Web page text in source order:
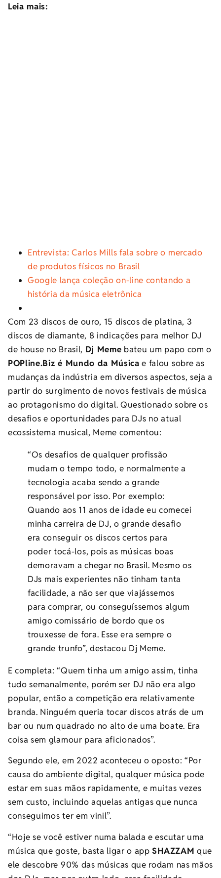
Leia mais:
Entrevista: Carlos Mills fala sobre o mercado
de produtos físicos no Brasil
Google lança coleção on-line contando a
história da música eletrônica
Com 23 discos de ouro, 15 discos de platina, 3
discos de diamante, 8 indicações para melhor DJ
de house no Brasil, Dj Meme bateu um papo com o
POPline.Biz é Mundo da Música e falou sobre as
mudanças da indústria em diversos aspectos, seja a
partir do surgimento de novos festivais de música
ao protagonismo do digital. Questionado sobre os
desafios e oportunidades para DJs no atual
ecossistema musical, Meme comentou:
“Os desafios de qualquer profissão
mudam o tempo todo, e normalmente a
tecnologia acaba sendo a grande
responsável por isso. Por exemplo:
Quando aos 11 anos de idade eu comecei
minha carreira de DJ, o grande desafio
era conseguir os discos certos para
poder tocá-los, pois as músicas boas
demoravam a chegar no Brasil. Mesmo os
DJs mais experientes não tinham tanta
facilidade, a não ser que viajássemos
para comprar, ou conseguíssemos algum
amigo comissário de bordo que os
trouxesse de fora. Esse era sempre o
grande trunfo”, destacou Dj Meme.
E completa: “Quem tinha um amigo assim, tinha
tudo semanalmente, porém ser DJ não era algo
popular, então a competição era relativamente
branda. Ninguém queria tocar discos atrás de um
bar ou num quadrado no alto de uma boate. Era
coisa sem glamour para aficionados”.
Segundo ele, em 2022 aconteceu o oposto: “Por
causa do ambiente digital, qualquer música pode
estar em suas mãos rapidamente, e muitas vezes
sem custo, incluindo aquelas antigas que nunca
conseguimos ter em vinil”.
“Hoje se você estiver numa balada e escutar uma
música que goste, basta ligar o appSHAZZAM que
ele descobre 90% das músicas que rodam nas mãos